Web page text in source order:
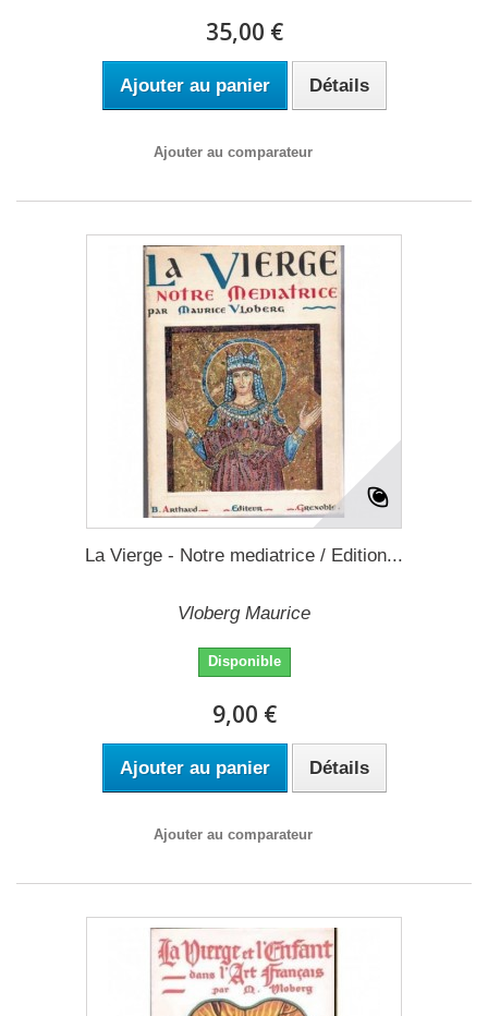
35,00 €
Ajouter au panier Détails
Ajouter au comparateur
La Vierge - Notre mediatrice / Edition...
Vloberg Maurice
Disponible
9,00 €
Ajouter au panier Détails
Ajouter au comparateur